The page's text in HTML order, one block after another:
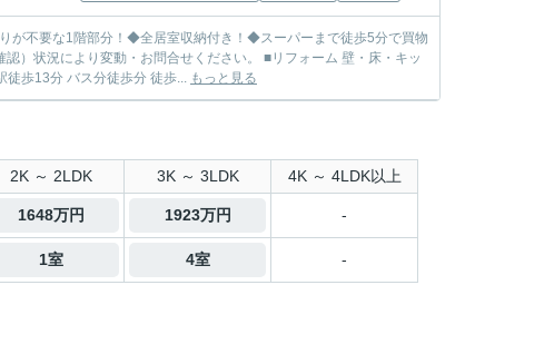
不要な1階部分！◆全居室収納付き！◆スーパーまで徒歩5分で買物
）状況により変動・お問合せください。 ■リフォーム 壁・床・キッ
チン・浴室・洗面所・トイレ・その他・・・ ■アクセス 近鉄南大阪線河内松原駅徒歩13分 バス分徒歩分 徒歩... もっと見る
2K ～ 2LDK 3K ～ 3LDK 4K ～ 4LDK以上
1648万円 1923万円 -
1室 4室 -